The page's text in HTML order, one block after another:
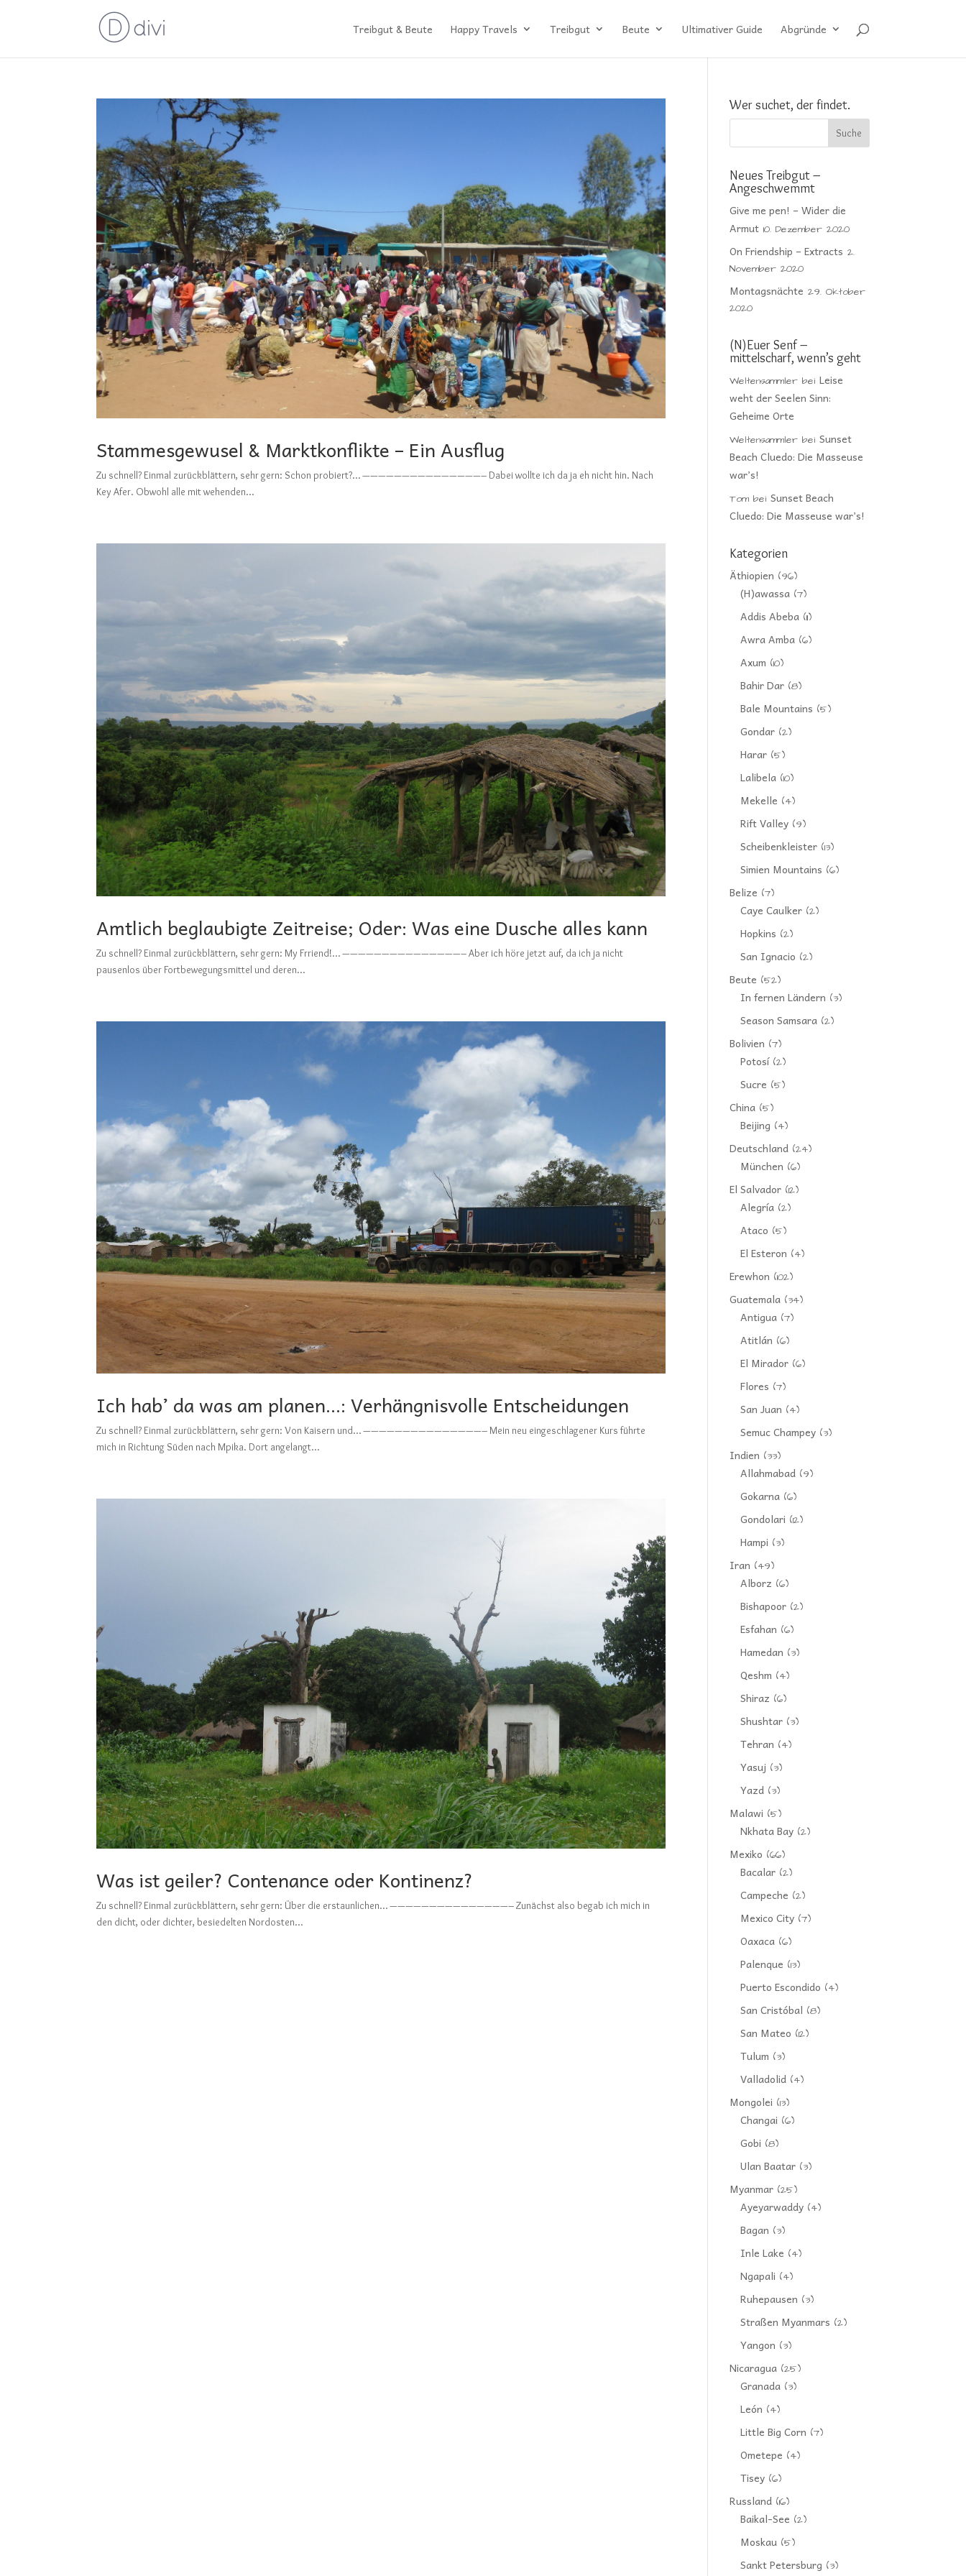
Treibgut & Beute Happy Travels Treibgut Beute Ultimativer Guide Abgründe
Stammesgewusel & Marktkonflikte – Ein Ausflug
Zu schnell? Einmal zurückblättern, sehr gern: Schon probiert?… ———————————————– Dabei wollte ich da ja eh nicht hin. Nach
Key Afer. Obwohl alle mit wehenden...
Amtlich beglaubigte Zeitreise; Oder: Was eine Dusche alles kann
Zu schnell? Einmal zurückblättern, sehr gern: My Frriend!… ———————————————– Aber ich höre jetzt auf, da ich ja nicht
pausenlos über Fortbewegungsmittel und deren...
Ich hab’ da was am planen…: Verhängnisvolle Entscheidungen
Zu schnell? Einmal zurückblättern, sehr gern: Von Kaisern und… ———————————————– Mein neu eingeschlagener Kurs führte
mich in Richtung Süden nach Mpika. Dort angelangt...
Was ist geiler? Contenance oder Kontinenz?
Zu schnell? Einmal zurückblättern, sehr gern: Über die erstaunlichen… ———————————————– Zunächst also begab ich mich in
den dicht, oder dichter, besiedelten Nordosten...
Wer suchet, der findet.
Neues Treibgut –
Angeschwemmt
Give me pen! – Wider die
Armut 10. Dezember 2020
On Friendship – Extracts 2.
November 2020
Montagsnächte 29. Oktober
2020
(N)Euer Senf –
mittelscharf, wenn’s geht
Weltensammler beiLeise
weht der Seelen Sinn:
Geheime Orte
Weltensammler beiSunset
Beach Cluedo: Die Masseuse
war’s!
Tom beiSunset Beach
Cluedo: Die Masseuse war’s!
Kategorien
Äthiopien (96)
(H)awassa (7)
Addis Abeba (11)
Awra Amba (6)
Axum (10)
Bahir Dar (8)
Bale Mountains (5)
Gondar (2)
Harar (5)
Lalibela (10)
Mekelle (4)
Rift Valley (9)
Scheibenkleister (13)
Simien Mountains (6)
Belize (7)
Caye Caulker (2)
Hopkins (2)
San Ignacio (2)
Beute (52)
In fernen Ländern (3)
Season Samsara (2)
Bolivien (7)
Potosí(2)
Sucre (5)
China (5)
Beijing (4)
Deutschland (24)
München (6)
El Salvador (12)
Alegría (2)
Ataco (5)
El Esteron (4)
Erewhon (102)
Guatemala (34)
Antigua (7)
Atitlán (6)
El Mirador (6)
Flores (7)
San Juan (4)
Semuc Champey (3)
Indien (33)
Allahmabad (9)
Gokarna (6)
Gondolari (12)
Hampi (3)
Iran (49)
Alborz (6)
Bishapoor (2)
Esfahan (6)
Hamedan (3)
Qeshm (4)
Shiraz (6)
Shushtar (3)
Tehran (4)
Yasuj (3)
Yazd (3)
Malawi (5)
Nkhata Bay (2)
Mexiko (66)
Bacalar (2)
Campeche (2)
Mexico City (7)
Oaxaca (6)
Palenque (13)
Puerto Escondido (4)
San Cristóbal (8)
San Mateo (12)
Tulum (3)
Valladolid (4)
Mongolei (13)
Changai (6)
Gobi (8)
Ulan Baatar (3)
Myanmar (25)
Ayeyarwaddy (4)
Bagan (3)
Inle Lake (4)
Ngapali (4)
Ruhepausen (3)
Straßen Myanmars (2)
Yangon (3)
Nicaragua (25)
Granada (3)
León (4)
Little Big Corn (7)
Ometepe (4)
Tisey (6)
Russland (16)
Baikal-See (2)
Moskau (5)
Sankt Petersburg (3)